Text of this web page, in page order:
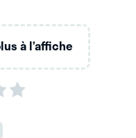
à l’affiche